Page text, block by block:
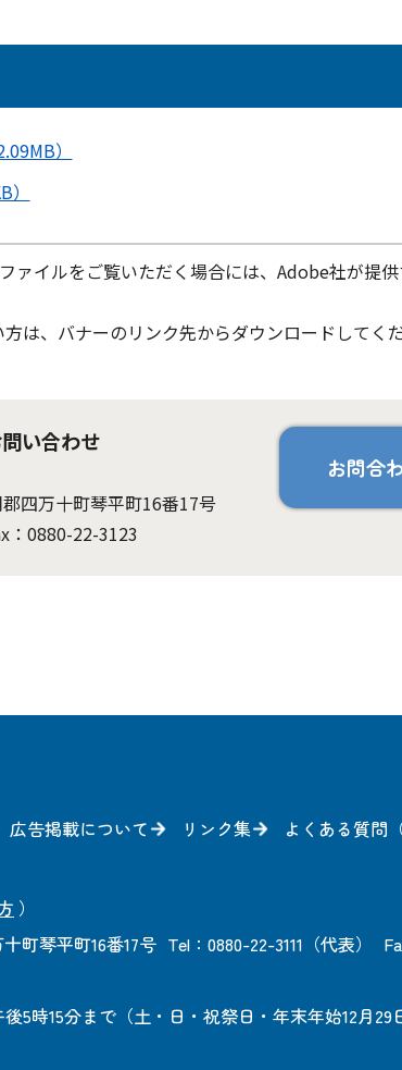
）
ァイルをご覧いただく場合には、Adobe社が提
は、バナーのリンク先からダウンロードしてく
い合わせ
四万十町琴平町16番17号
0880-22-3123
お問合
広告掲載について リンク集 よくある質問
）
町琴平町16番17号 Tel：0880-22-3111（代表）
5時15分まで （土・日・祝祭日・年末年始12月29